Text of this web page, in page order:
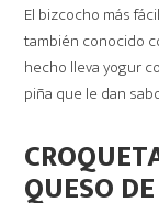
El bizcocho más
también conocido
hecho lleva yogur
piña que le dan
QUESO